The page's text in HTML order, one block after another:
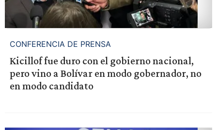
CONFERENCIA DE PRENSA
Kicillof fue duro con el gobierno nacional,
pero vino a Bolívar en modo gobernador, no
en modo candidato